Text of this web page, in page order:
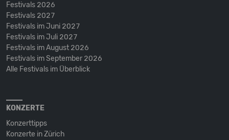
Festivals 2026
Festivals 2027
Festivals im Juni 2027
Festivals im Juli 2027
Festivals im August 2026
Festivals im September 2026
Alle Festivals im Überblick
KONZERTE
Konzerttipps
Konzerte in Zürich